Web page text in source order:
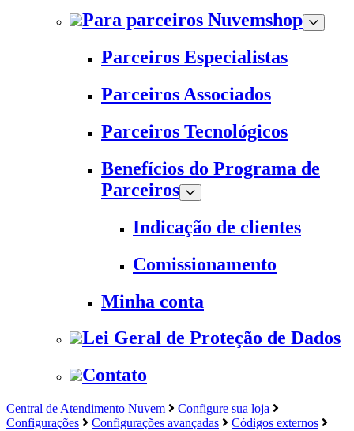
Para parceiros Nuvemshop
Parceiros Especialistas
Parceiros Associados
Parceiros Tecnológicos
Benefícios do Programa de
Parceiros
Indicação de clientes
Comissionamento
Minha conta
Lei Geral de Proteção de Dados
Contato
Central de Atendimento Nuvem
Configure sua loja
Configurações
Configurações avançadas Códigos externos